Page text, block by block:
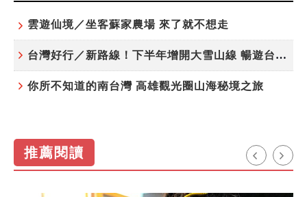
雲遊仙境／坐客蘇家農場 來了就不想走
台灣好行／新路線！下半年增開大雪山線 暢遊台中更便利
你所不知道的南台灣 高雄觀光圈山海秘境之旅
推薦閱讀